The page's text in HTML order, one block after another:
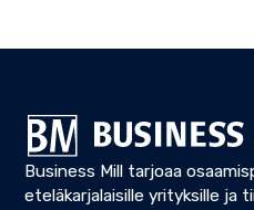
Business Mill tarjoaa
eteläkarjalaisille yrityksille ja